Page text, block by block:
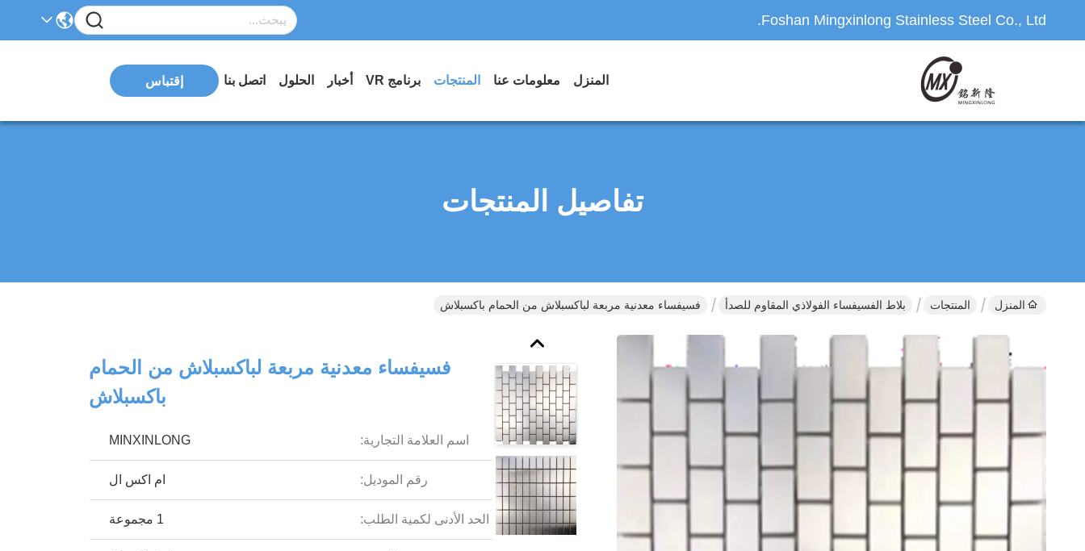
Foshan Mingxinlong Stainless Steel Co., Ltd.
المنزل معلومات عنا المنتجات برنامج VR أخبار الحلول اتصل بنا إقتباس
تفاصيل المنتجات
المنزل المنتجات بلاط الفسيفساء الفولاذي المقاوم للصدأ فسيفساء معدنية مربعة لباكسبلاش من الحمام باكسبلاش
فسيفساء معدنية مربعة لباكسبلاش من الحمام
باكسبلاش
اسم العلامة التجارية: MINXINLONG
رقم الموديل: ام اكس ال
الحد الأدنى لكمية الطلب: 1 مجموعة